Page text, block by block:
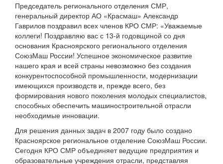
Председатель регионального отделения СМР,
генеральный директор АО «Красмаш» Александр
Гаврилов поздравил всех членов КРО СМР: «Уважаемые
коллеги! Поздравляю вас с 13-й годовщиной со дня
основания Красноярского регионального отделения
СоюзМаш России! Успешное экономическое развитие
нашего края и всей страны невозможно без создания
конкурентоспособной промышленности, модернизации
имеющихся производств и, прежде всего, без
формирования нового поколения молодых специалистов,
способных обеспечить машиностроительной отрасли
необходимые инновации.
Для решения данных задач в 2007 году было создано
Красноярское региональное отделение СоюзМаш России.
Сегодня КРО СМР объединяет ведущие предприятия и
образовательные учреждения отрасли, представляя